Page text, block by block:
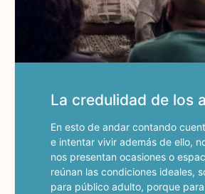
La credulidad de los
En esto de andar contando
e intentar vivir además de ello,
nos presentan ocasiones o
reúnan las condiciones ideales,
para público adulto, porque